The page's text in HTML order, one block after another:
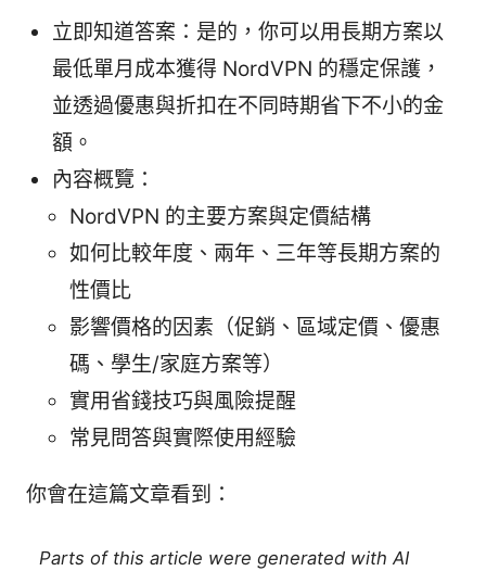
立即知道答案：是的，你可以用長期方案以
最低單月成本獲得 NordVPN 的穩定保護，
並透過優惠與折扣在不同時期省下不小的金
額。
內容概覽：
NordVPN 的主要方案與定價結構
如何比較年度、兩年、三年等長期方案的
性價比
影響價格的因素（促銷、區域定價、優惠
碼、學生/家庭方案等）
實用省錢技巧與風險提醒
常見問答與實際使用經驗
你會在這篇文章看到：
Parts of this article were generated with AI